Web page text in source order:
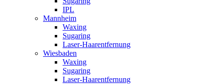
IPL
Mannheim
Waxing
Sugaring
Laser-Haarentfernung
Wiesbaden
Waxing
Sugaring
Laser-Haarentfernung